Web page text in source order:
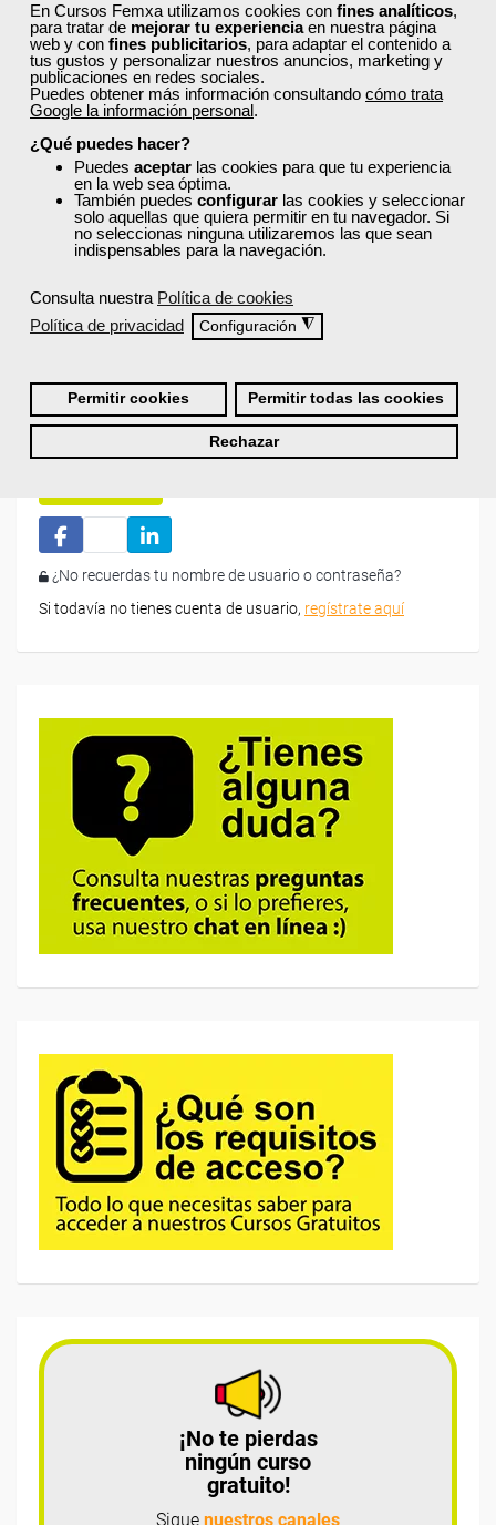
En Cursos Femxa utilizamos cookies con fines analíticos,
para tratar de mejorar tu experienciaen nuestra página
web y con fines publicitarios, para adaptar el contenido a
tus gustos y personalizar nuestros anuncios, marketing y
publicaciones en redes sociales.
Puedes obtener más información consultando cómo trata
Google la información personal.
¿Qué puedes hacer?
Puedes aceptar las cookies para que tu experiencia
en la web sea óptima.
También puedes configurar las cookies y seleccionar
solo aquellas que quiera permitir en tu navegador. Si
no seleccionas ninguna utilizaremos las que sean
indispensables para la navegación.
Consulta nuestra Política de cookies
Política de privacidad
Configuración ◮
Permitir cookies Permitir todas las cookies
Rechazar
¿Recibiré un certificado al finalizar un curso
gratuito?
Inicia sesión:
Accede con tu nombre de usuario y contraseña o inicia
¿No recuerdas tu nombre de usuario o contraseña?
Si todavía no tienes cuenta de usuario, regístrate aquí
¡No te pierdas
ningún curso
gratuito!
Sigue nuestros canales